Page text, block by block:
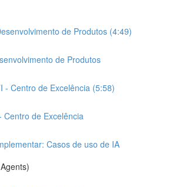
de Produtos (4:49)
de Produtos
- Centro de Excelência (5:58)
Centro de Excelência
Casos de uso de IA